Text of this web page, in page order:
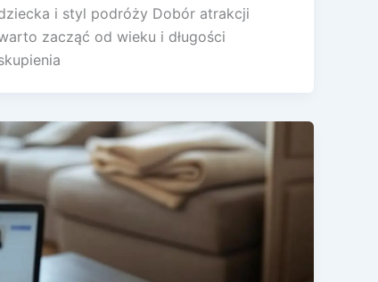
i styl podróży Dobór atrakcji
zacząć od wieku i długości